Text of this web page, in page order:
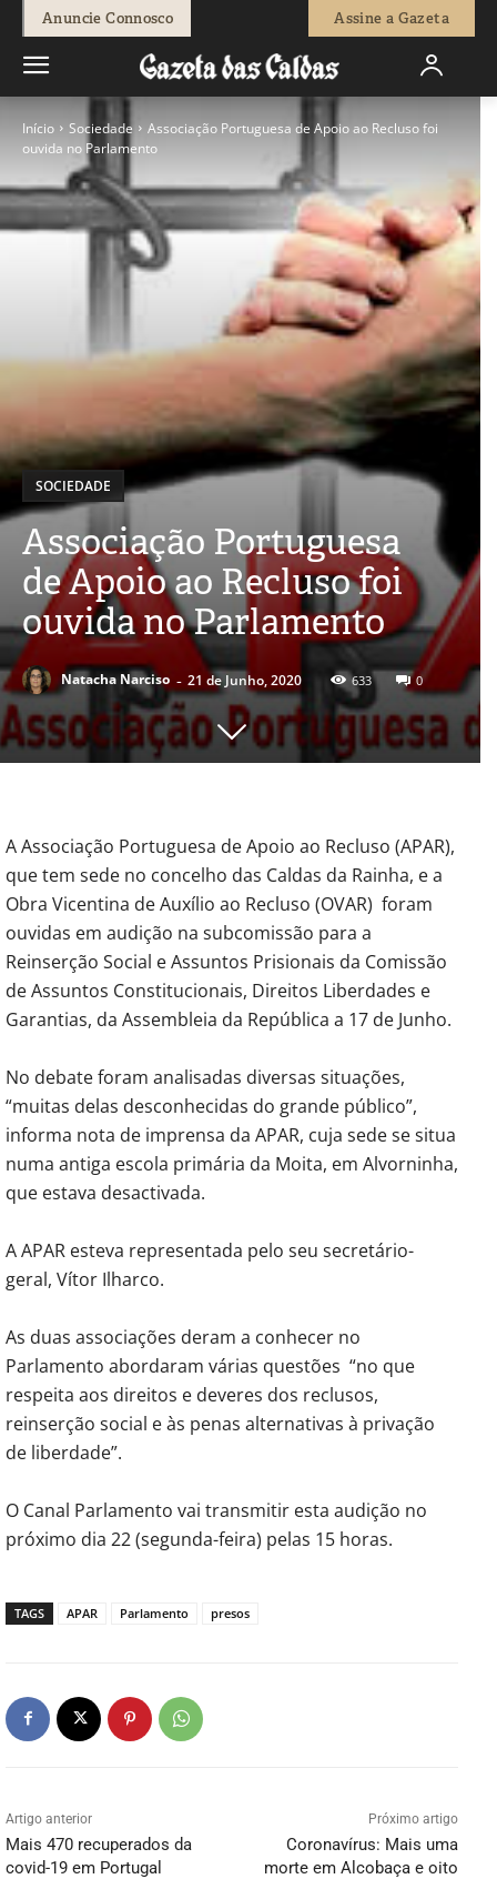
Anuncie Connosco Assine a Gazeta
Início Sociedade
Associação Portuguesa de Apoio ao Recluso foi
ouvida no Parlamento
SOCIEDADE
Associação Portuguesa
de Apoio ao Recluso foi
ouvida no Parlamento
Natacha Narciso - 21 de Junho, 2020 633 0
A Associação Portuguesa de Apoio ao Recluso (APAR),
que tem sede no concelho das Caldas da Rainha, e a
Obra Vicentina de Auxílio ao Recluso (OVAR) foram
ouvidas em audição na subcomissão para a
Reinserção Social e Assuntos Prisionais da Comissão
de Assuntos Constitucionais, Direitos Liberdades e
Garantias, da Assembleia da República a 17 de Junho.
No debate foram analisadas diversas situações,
“muitas delas desconhecidas do grande público”,
informa nota de imprensa da APAR, cuja sede se situa
numa antiga escola primária da Moita, em Alvorninha,
que estava desactivada.
A APAR esteva representada pelo seu secretário-
geral, Vítor Ilharco.
As duas associações deram a conhecer no
Parlamento abordaram várias questões “no que
respeita aos direitos e deveres dos reclusos,
reinserção social e às penas alternativas à privação
de liberdade”.
O Canal Parlamento vai transmitir esta audição no
próximo dia 22 (segunda-feira) pelas 15 horas.
TAGS APAR Parlamento presos
Artigo anterior
Mais 470 recuperados da
covid-19 em Portugal
Próximo artigo
Coronavírus: Mais uma
morte em Alcobaça e oito